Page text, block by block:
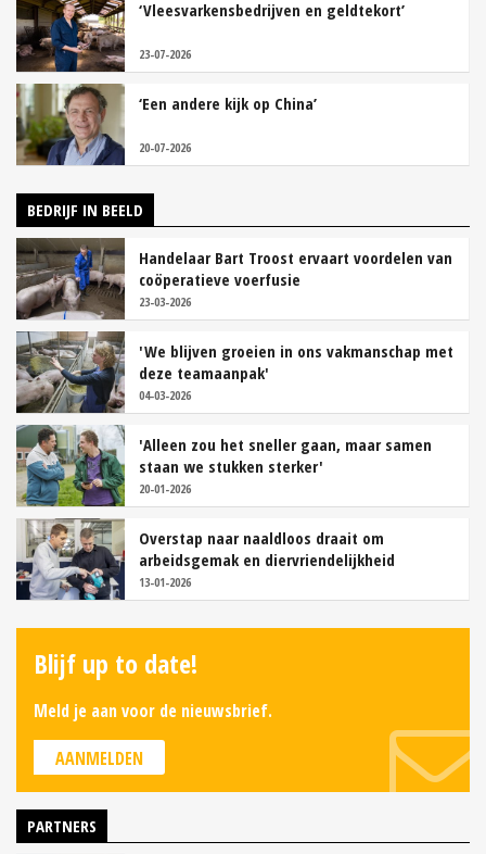
‘Vleesvarkensbedrijven en geldtekort’
23-07-2026
‘Een andere kijk op China’
20-07-2026
BEDRIJF IN BEELD
Handelaar Bart Troost ervaart voordelen van
coöperatieve voerfusie
23-03-2026
'We blijven groeien in ons vakmanschap met
deze teamaanpak'
04-03-2026
'Alleen zou het sneller gaan, maar samen
staan we stukken sterker'
20-01-2026
Overstap naar naaldloos draait om
arbeidsgemak en diervriendelijkheid
13-01-2026
Blijf up to date!
Meld je aan voor de nieuwsbrief.
AANMELDEN
PARTNERS